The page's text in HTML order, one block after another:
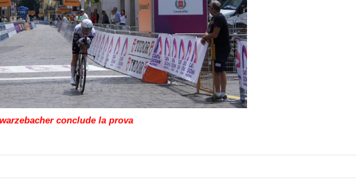
conclude la prova